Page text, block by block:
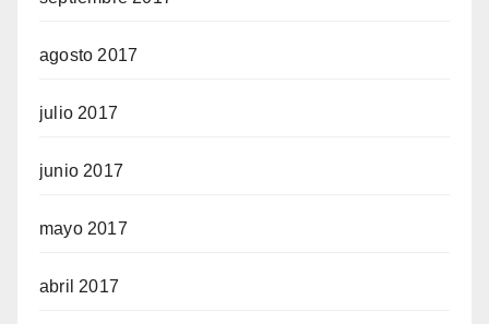
agosto 2017
julio 2017
junio 2017
mayo 2017
abril 2017